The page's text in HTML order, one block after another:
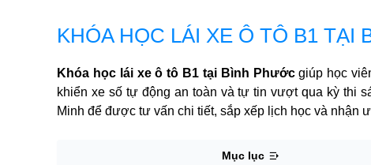
KHÓA HỌC LÁI XE Ô TÔ B1 TẠI
Khóa học lái xe ô tô B1 tại Bình Phướcgiúp học
khiển xe số tự động an toàn và tự tin vượt qua kỳ thi
Minh để được tư vấn chi tiết, sắp xếp lịch học và nhận
Mục lục